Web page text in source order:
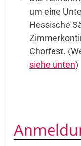
um eine
Hessische
Chorfest.
siehe unten)